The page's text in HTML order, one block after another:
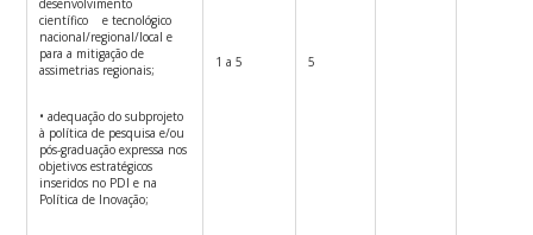
científico e tecnológico
nacional/regional/local e
para a mitigação de
assimetrias regionais;
• adequação do subprojeto
à política de pesquisa e/ou
pós-graduação expressa nos
objetivos estratégicos
inseridos no PDI e na
Política de Inovação;
1 a 5 5